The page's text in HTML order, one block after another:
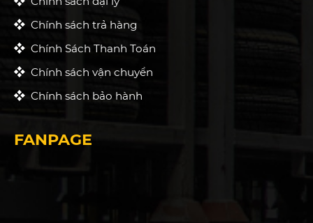
Chính sách trả hàng
Chính Sách Thanh Toán
Chính sách vận chuyển
Chính sách bảo hành
FANPAGE